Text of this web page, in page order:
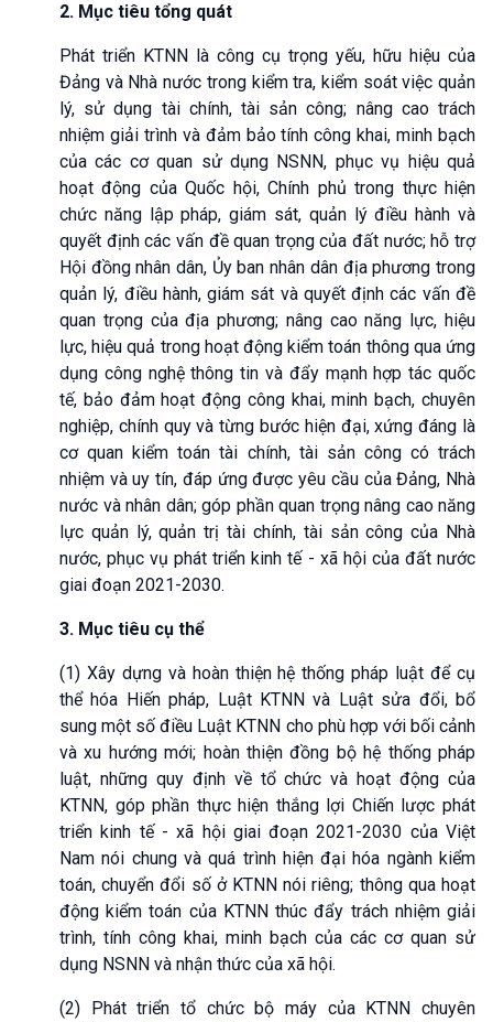
2. Mục tiêu tổng quát
Phát triển KTNN là công cụ trọng yếu, hữu hiệu của
Đảng và Nhà nước trong kiểm tra, kiểm soát việc quản
lý, sử dụng tài chính, tài sản công; nâng cao trách
nhiệm giải trình và đảm bảo tính công khai, minh bạch
của các cơ quan sử dụng NSNN, phục vụ hiệu quả
hoạt động của Quốc hội, Chính phủ trong thực hiện
chức năng lập pháp, giám sát, quản lý điều hành và
quyết định các vấn đề quan trọng của đất nước; hỗ trợ
Hội đồng nhân dân, Ủy ban nhân dân địa phương trong
quản lý, điều hành, giám sát và quyết định các vấn đề
quan trọng của địa phương; nâng cao năng lực, hiệu
lực, hiệu quả trong hoạt động kiểm toán thông qua ứng
dụng công nghệ thông tin và đẩy mạnh hợp tác quốc
tế, bảo đảm hoạt động công khai, minh bạch, chuyên
nghiệp, chính quy và từng bước hiện đại, xứng đáng là
cơ quan kiểm toán tài chính, tài sản công có trách
nhiệm và uy tín, đáp ứng được yêu cầu của Đảng, Nhà
nước và nhân dân; góp phần quan trọng nâng cao năng
lực quản lý, quản trị tài chính, tài sản công của Nhà
nước, phục vụ phát triển kinh tế - xã hội của đất nước
giai đoạn 2021-2030.
3. Mục tiêu cụ thể
(1) Xây dựng và hoàn thiện hệ thống pháp luật để cụ
thể hóa Hiến pháp, Luật KTNN và Luật sửa đổi, bổ
sung một số điều Luật KTNN cho phù hợp với bối cảnh
và xu hướng mới; hoàn thiện đồng bộ hệ thống pháp
luật, những quy định về tổ chức và hoạt động của
KTNN, góp phần thực hiện thắng lợi Chiến lược phát
triển kinh tế - xã hội giai đoạn 2021-2030 của Việt
Nam nói chung và quá trình hiện đại hóa ngành kiểm
toán, chuyển đổi số ở KTNN nói riêng; thông qua hoạt
động kiểm toán của KTNN thúc đẩy trách nhiệm giải
trình, tính công khai, minh bạch của các cơ quan sử
dụng NSNN và nhận thức của xã hội.
(2) Phát triển tổ chức bộ máy của KTNN chuyên